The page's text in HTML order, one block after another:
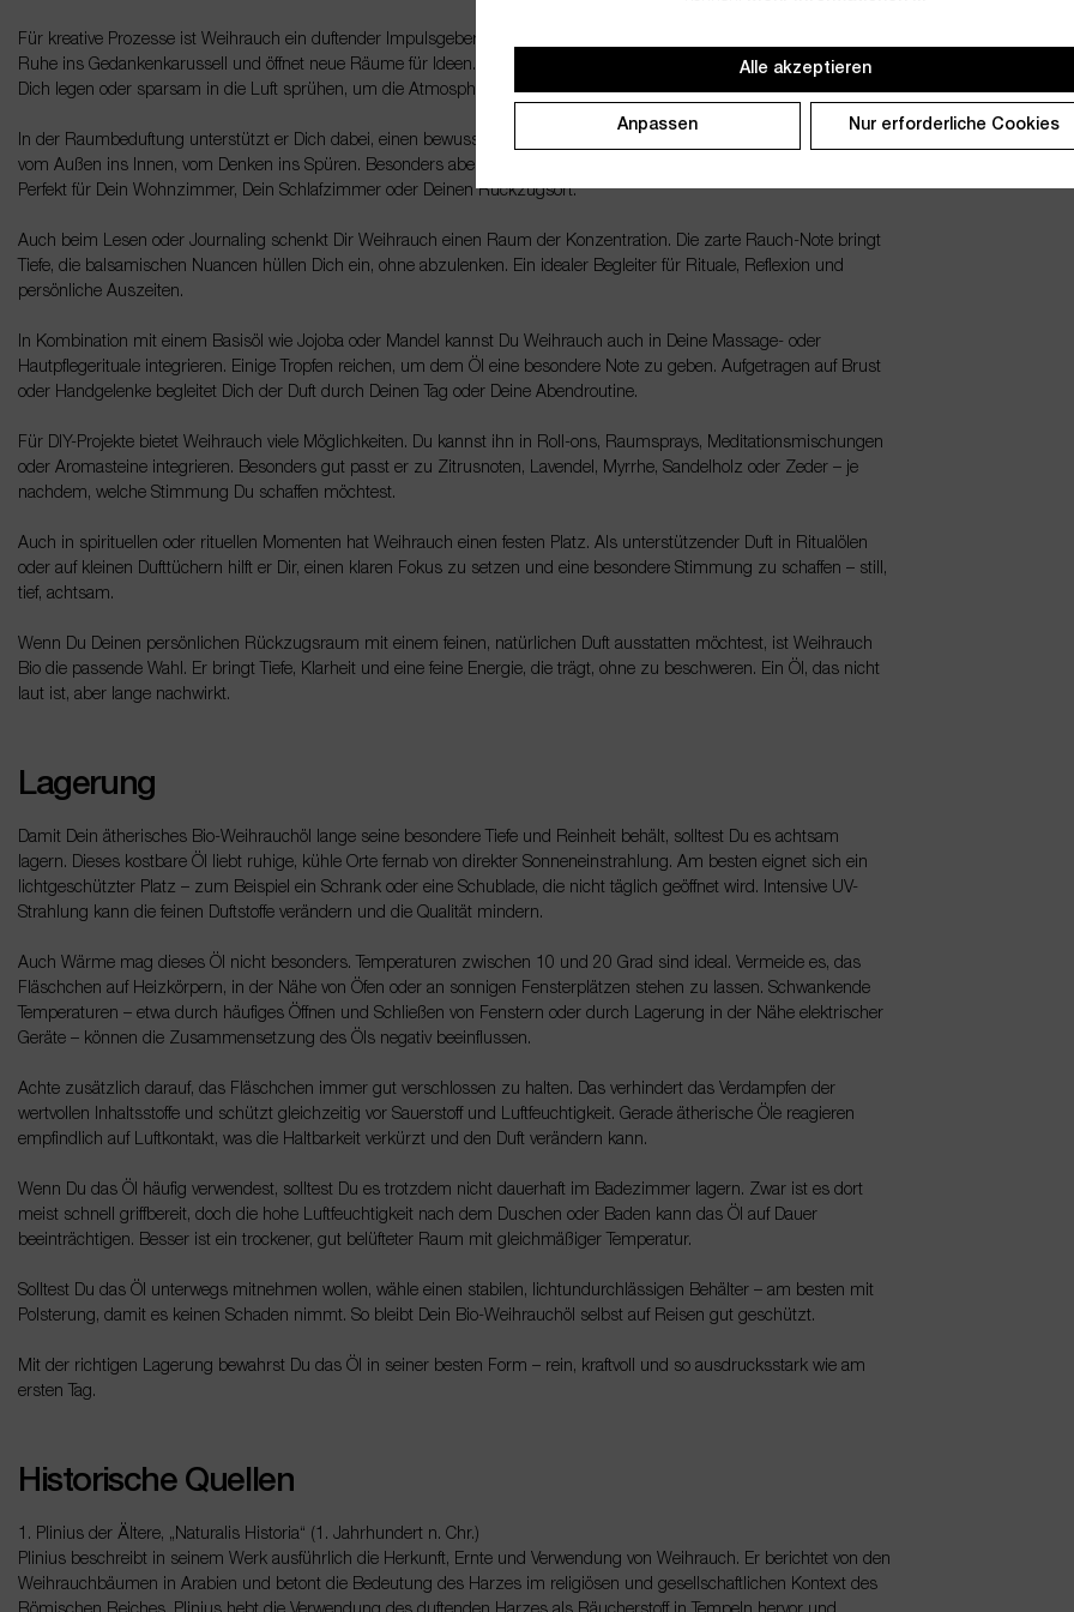
Für kreative Prozesse ist Weihrauch ein duftender Impulsgeber. Beim Schreiben, Malen oder Komponieren bringt er
Ruhe ins Gedankenkarussell und öffnet neue Räume für Ideen. Du kannst ihn auf ein Taschentuch geben und neben
Dich legen oder sparsam in die Luft sprühen, um die Atmosphäre zu verändern.
In der Raumbeduftung unterstützt er Dich dabei, einen bewussten Übergang zu gestalten – vom Tag in den Abend,
vom Außen ins Innen, vom Denken ins Spüren. Besonders abends entfaltet der Duft seine harmonisierende Wirkung.
Perfekt für Dein Wohnzimmer, Dein Schlafzimmer oder Deinen Rückzugsort.
Auch beim Lesen oder Journaling schenkt Dir Weihrauch einen Raum der Konzentration. Die zarte Rauch-Note bringt
Tiefe, die balsamischen Nuancen hüllen Dich ein, ohne abzulenken. Ein idealer Begleiter für Rituale, Reflexion und
persönliche Auszeiten.
In Kombination mit einem Basisöl wie Jojoba oder Mandel kannst Du Weihrauch auch in Deine Massage- oder
Hautpflegerituale integrieren. Einige Tropfen reichen, um dem Öl eine besondere Note zu geben. Aufgetragen auf Brust
oder Handgelenke begleitet Dich der Duft durch Deinen Tag oder Deine Abendroutine.
Für DIY-Projekte bietet Weihrauch viele Möglichkeiten. Du kannst ihn in Roll-ons, Raumsprays, Meditationsmischungen
oder Aromasteine integrieren. Besonders gut passt er zu Zitrusnoten, Lavendel, Myrrhe, Sandelholz oder Zeder – je
nachdem, welche Stimmung Du schaffen möchtest.
Auch in spirituellen oder rituellen Momenten hat Weihrauch einen festen Platz. Als unterstützender Duft in Ritualölen
oder auf kleinen Dufttüchern hilft er Dir, einen klaren Fokus zu setzen und eine besondere Stimmung zu schaffen – still,
tief, achtsam.
Wenn Du Deinen persönlichen Rückzugsraum mit einem feinen, natürlichen Duft ausstatten möchtest, ist Weihrauch
Bio die passende Wahl. Er bringt Tiefe, Klarheit und eine feine Energie, die trägt, ohne zu beschweren. Ein Öl, das nicht
laut ist, aber lange nachwirkt.
Lagerung
Damit Dein ätherisches Bio-Weihrauchöl lange seine besondere Tiefe und Reinheit behält, solltest Du es achtsam
lagern. Dieses kostbare Öl liebt ruhige, kühle Orte fernab von direkter Sonneneinstrahlung. Am besten eignet sich ein
lichtgeschützter Platz – zum Beispiel ein Schrank oder eine Schublade, die nicht täglich geöffnet wird. Intensive UV-
Strahlung kann die feinen Duftstoffe verändern und die Qualität mindern.
Auch Wärme mag dieses Öl nicht besonders. Temperaturen zwischen 10 und 20 Grad sind ideal. Vermeide es, das
Fläschchen auf Heizkörpern, in der Nähe von Öfen oder an sonnigen Fensterplätzen stehen zu lassen. Schwankende
Temperaturen – etwa durch häufiges Öffnen und Schließen von Fenstern oder durch Lagerung in der Nähe elektrischer
Geräte – können die Zusammensetzung des Öls negativ beeinflussen.
Achte zusätzlich darauf, das Fläschchen immer gut verschlossen zu halten. Das verhindert das Verdampfen der
wertvollen Inhaltsstoffe und schützt gleichzeitig vor Sauerstoff und Luftfeuchtigkeit. Gerade ätherische Öle reagieren
empfindlich auf Luftkontakt, was die Haltbarkeit verkürzt und den Duft verändern kann.
Wenn Du das Öl häufig verwendest, solltest Du es trotzdem nicht dauerhaft im Badezimmer lagern. Zwar ist es dort
meist schnell griffbereit, doch die hohe Luftfeuchtigkeit nach dem Duschen oder Baden kann das Öl auf Dauer
beeinträchtigen. Besser ist ein trockener, gut belüfteter Raum mit gleichmäßiger Temperatur.
Solltest Du das Öl unterwegs mitnehmen wollen, wähle einen stabilen, lichtundurchlässigen Behälter – am besten mit
Polsterung, damit es keinen Schaden nimmt. So bleibt Dein Bio-Weihrauchöl selbst auf Reisen gut geschützt.
Mit der richtigen Lagerung bewahrst Du das Öl in seiner besten Form – rein, kraftvoll und so ausdrucksstark wie am
ersten Tag.
Historische Quellen
1. Plinius der Ältere, „Naturalis Historia“ (1. Jahrhundert n. Chr.)
Plinius beschreibt in seinem Werk ausführlich die Herkunft, Ernte und Verwendung von Weihrauch. Er berichtet von den
Weihrauchbäumen in Arabien und betont die Bedeutung des Harzes im religiösen und gesellschaftlichen Kontext des
Alle akzeptieren
Anpassen Nur erforderliche Cookies